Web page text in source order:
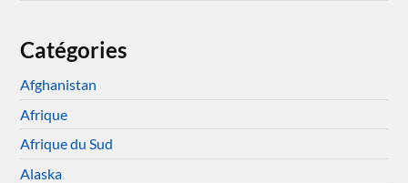
Catégories
Afghanistan
Afrique
Afrique du Sud
Alaska